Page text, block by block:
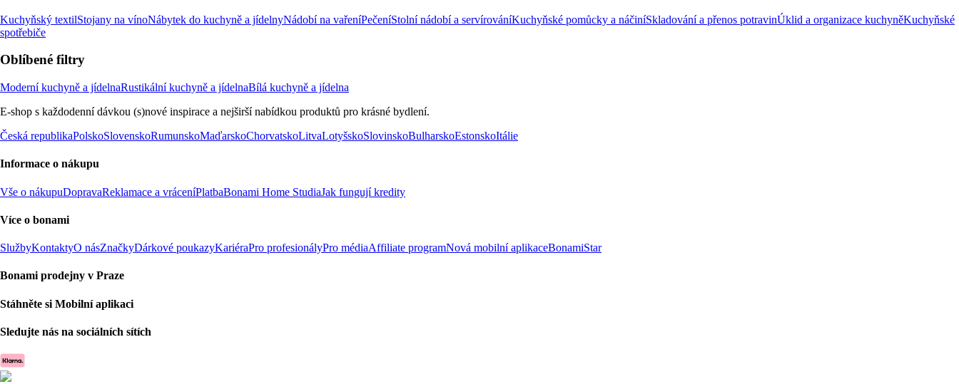
Kuchyňský textilStojany na vínoNábytek do kuchyně a jídelnyNádobí na vařeníPečeníStolní nádobí a servírováníKuchyňské pomůcky a náčiníSkladování a přenos potravinÚklid a organizace kuchyněKuchyňské
spotřebiče
Oblíbené filtry
Moderní kuchyně a jídelnaRustikální kuchyně a jídelnaBílá kuchyně a jídelna
E-shop s každodenní dávkou (s)nové inspirace a nejširší nabídkou produktů pro krásné bydlení.
Česká republikaPolskoSlovenskoRumunskoMaďarskoChorvatskoLitvaLotyšskoSlovinskoBulharskoEstonskoItálie
Informace o nákupu
Vše o nákupuDopravaReklamace a vráceníPlatbaBonami Home StudiaJak fungují kredity
Více o bonami
SlužbyKontaktyO násZnačkyDárkové poukazyKariéraPro profesionályPro médiaAffiliate programNová mobilní aplikaceBonamiStar
Bonami prodejny v Praze
Stáhněte si Mobilní aplikaci
Sledujte nás na sociálních sítích